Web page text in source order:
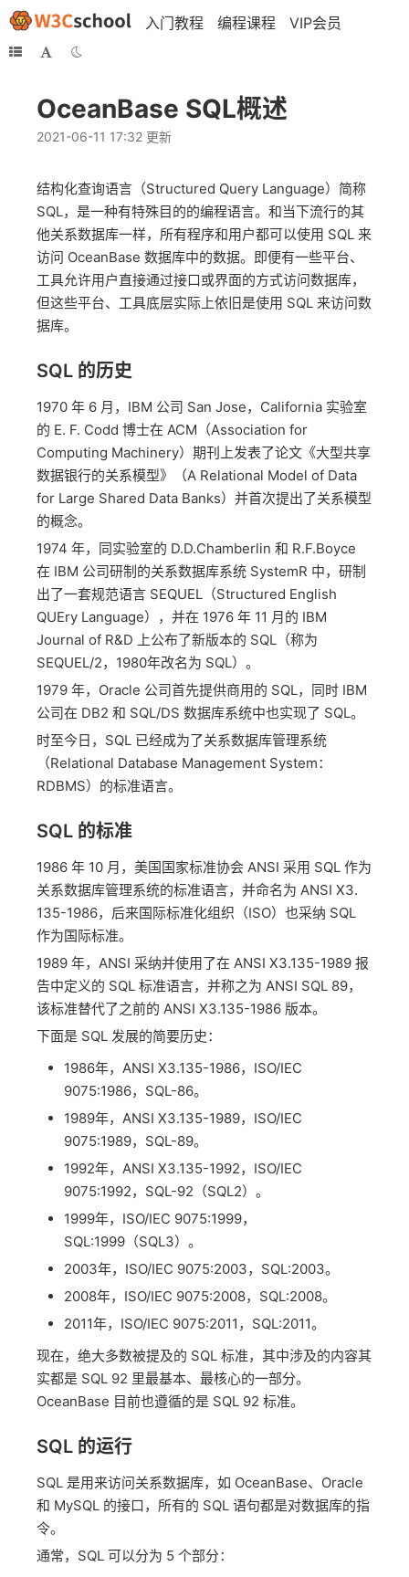
入门教程 编程课程 VIP会员
OceanBase SQL概述
2021-06-11 17:32 更新
结构化查询语言（Structured Query Language）简称
SQL，是一种有特殊目的的编程语言。和当下流行的其
他关系数据库一样，所有程序和用户都可以使用 SQL 来
访问 OceanBase 数据库中的数据。即便有一些平台、
工具允许用户直接通过接口或界面的方式访问数据库，
但这些平台、工具底层实际上依旧是使用 SQL 来访问数
据库。
SQL 的历史
1970 年 6 月，IBM 公司 San Jose，California 实验室
的 E. F. Codd 博士在 ACM（Association for
Computing Machinery）期刊上发表了论文《大型共享
数据银行的关系模型》（A Relational Model of Data
for Large Shared Data Banks）并首次提出了关系模型
的概念。
1974 年，同实验室的 D.D.Chamberlin 和 R.F.Boyce
在 IBM 公司研制的关系数据库系统 SystemR 中，研制
出了一套规范语言 SEQUEL（Structured English
QUEry Language），并在 1976 年 11 月的 IBM
Journal of R&D 上公布了新版本的 SQL（称为
SEQUEL/2，1980年改名为 SQL）。
1979 年，Oracle 公司首先提供商用的 SQL，同时 IBM
公司在 DB2 和 SQL/DS 数据库系统中也实现了 SQL。
时至今日，SQL 已经成为了关系数据库管理系统
（Relational Database Management System：
RDBMS）的标准语言。
SQL 的标准
1986 年 10 月，美国国家标准协会 ANSI 采用 SQL 作为
关系数据库管理系统的标准语言，并命名为 ANSI X3.
135-1986，后来国际标准化组织（ISO）也采纳 SQL
作为国际标准。
1989 年，ANSI 采纳并使用了在 ANSI X3.135-1989 报
告中定义的 SQL 标准语言，并称之为 ANSI SQL 89，
该标准替代了之前的 ANSI X3.135-1986 版本。
下面是 SQL 发展的简要历史：
1986年，ANSI X3.135-1986，ISO/IEC
9075:1986，SQL-86。
1989年，ANSI X3.135-1989，ISO/IEC
9075:1989，SQL-89。
1992年，ANSI X3.135-1992，ISO/IEC
9075:1992，SQL-92（SQL2）。
1999年，ISO/IEC 9075:1999，
SQL:1999（SQL3）。
2003年，ISO/IEC 9075:2003，SQL:2003。
2008年，ISO/IEC 9075:2008，SQL:2008。
2011年，ISO/IEC 9075:2011，SQL:2011。
现在，绝大多数被提及的 SQL 标准，其中涉及的内容其
实都是 SQL 92 里最基本、最核心的一部分。
OceanBase 目前也遵循的是 SQL 92 标准。
SQL 的运行
SQL 是用来访问关系数据库，如 OceanBase、Oracle
和 MySQL 的接口，所有的 SQL 语句都是对数据库的指
令。
通常，SQL 可以分为 5 个部分：